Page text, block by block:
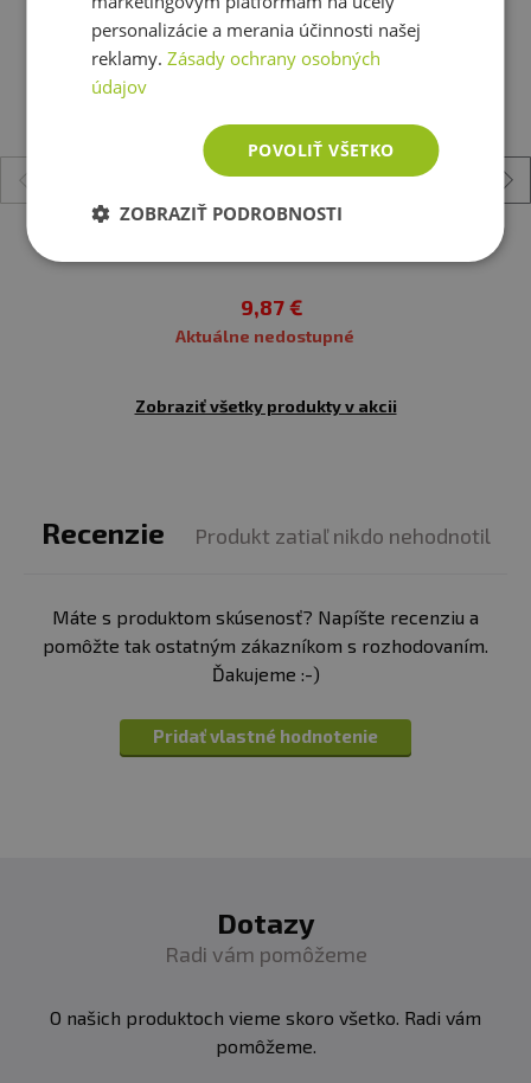
: Rozmíchejte obsah sáčku (1,5 g) ve studené
nebo teplé vodě (do 60 stupňů). Konzumujte kdykoliv,
když potřebujete doplnit energii. Nedoporučuje se
konzumace na lačný žaludek.
Balení
Minimální trvanlivost: viz obal
Upozornění: Potravina vhodná zejména pro
sportovce s obsahem kofeinu.Skladujte v suchu a při
teplotě do 25 °C. Nevystavujte přímému slunečnímu
9,87 €
Aktuálne nedostupné
Zobraziť všetky produkty v akcii
Recenzie Produkt zatiaľ nikdo nehodnotil
Máte s produktom skúsenosť? Napíšte recenziu a
pomôžte tak ostatným zákazníkom s rozhodovaním.
Ďakujeme :-)
Pridať vlastné hodnotenie
Dotazy
Radi vám pomôžeme
O našich produktoch vieme skoro všetko. Radi vám
pomôžeme.
personalizácie a merania účinnosti našej
reklamy.Zásady ochrany osobných
údajov
POVOLIŤ VŠETKO
ZOBRAZIŤ PODROBNOSTI